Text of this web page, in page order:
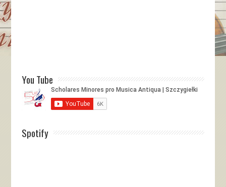
You Tube
Spotify